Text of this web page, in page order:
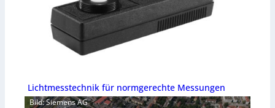
Lichtmesstechnik für normgerechte Messungen
Bild: Siemens AG